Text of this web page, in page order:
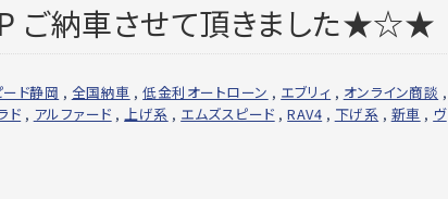
ご納車させて頂きました★☆★
ド静岡 , 全国納車 ,低金利オートローン , エブリィ , オンライン商談 ,
ド , アルファード , 上げ系 , エムズスピード ,RAV4 , 下げ系 , 新車 , ヴ